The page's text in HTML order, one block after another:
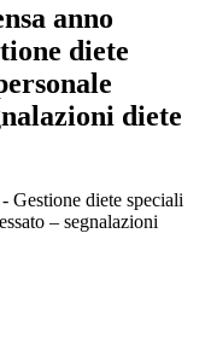
anno
diete
diete
Gestione diete speciali
– segnalazioni